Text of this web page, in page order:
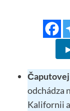
Čaputovej
odchádza
Kalifornii